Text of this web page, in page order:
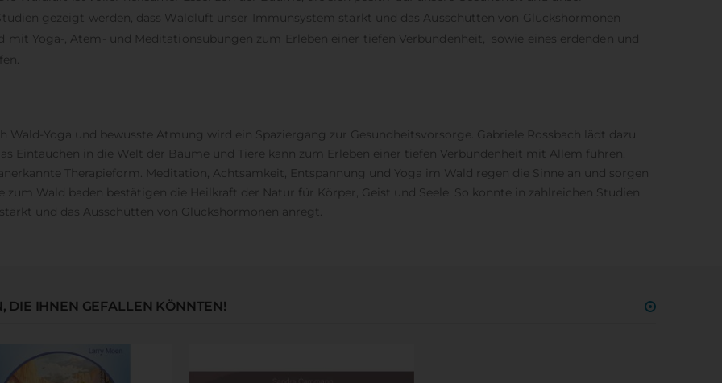
gezeigt werden, dass Waldluft unser Immunsystem stärkt und das Ausschütten von Glückshormonen
mit Yoga-, Atem- und Meditationsübungen zum Erleben einer tiefen Verbundenheit, sowie eines erdenden und
Wald-Yoga und bewusste Atmung wird ein Spaziergang zur Gesundheitsvorsorge. Gabriele Rossbach lädt dazu
Eintauchen in die Welt der Bäume und Tiere kann zum Erleben einer tiefen Verbundenheit mit Allem führen.
Therapieform. Meditation, Achtsamkeit, Entspannung und Yoga im Wald regen die Sinne an und sorgen
zum Wald baden bestätigen die Heilkraft der Natur für Körper, Geist und Seele. So konnte in zahlreichen Studien
und das Ausschütten von Glückshormonen anregt.
DIE IHNEN GEFALLEN KÖNNTEN!